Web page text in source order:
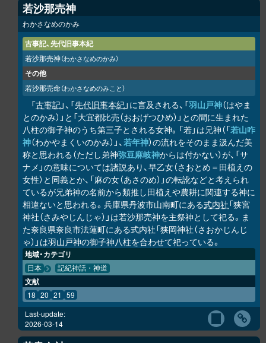
若沙那売神
わかさなめのかみ
古事記、先代旧事本紀
若沙那売神（わかさなめのかみ）
その他
若沙那売命（わかさなめのみこと）
「古事記」、「先代旧事本紀」に言及される、「羽山戸神（はやま
とのかみ）」と「大宜都比売（おおげつひめ）」との間に生まれた
八柱の御子神のうち第三子とされる女神。「若」は兄神（「若山咋
神（わかやまくいのかみ）」、若年神）の流れをそのまま汲んだ美
称と思われる（ただし弟神弥豆麻岐神からは付かない）が、「サ
ナメ」の意味については諸説あり、早乙女（さおとめ＝田植えの
女性）と同義とか、「麻の女（あさのめ）」の転訛などと考えられ
ているが兄弟神の名前から類推し田植えや農耕に関連する神に
相違ないと思われる。兵庫県丹波市山南町にある式内社「狭宮
神社（さみやじんじゃ）」は若沙那売神を主祭神として祀る。ま
た奈良県奈良市法蓮町にある式内社「狭岡神社（さおかじんじ
ゃ）」は羽山戸神の御子神八柱を合わせて祀っている。
地域・カテゴリ
日本 記紀神話・神道
文献
18 20 21 59
Last-update:
2026-03-14